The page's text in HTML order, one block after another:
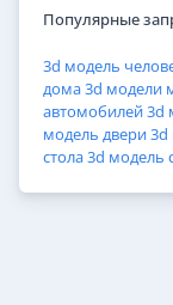
Популярные
3d модель
дома3d модели
автомобилей3d
модель двери3d
стола3d модель